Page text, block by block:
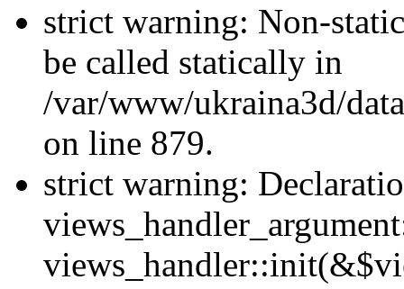
strict warning: Non-
be called statically in
/var/www/ukraina3d/
on line 879.
strict warning: